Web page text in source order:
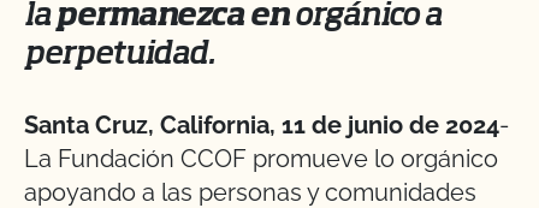
lapermanezca enorgánico a
perpetuidad.
Santa Cruz, California, 11 de junio de 2024-
La Fundación CCOF promueve lo orgánico
apoyando a las personas y comunidades